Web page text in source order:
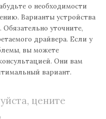
о необходимости
Варианты устройства
уточните,
драйвера. Если у
вы можете
Они вам
вариант.
цените